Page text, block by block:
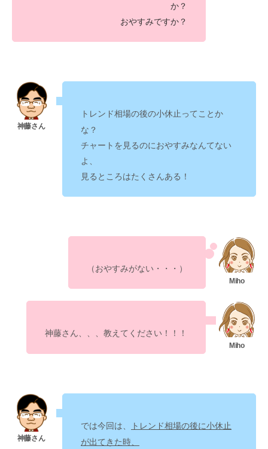
か？
おやすみですか？
トレンド相場の後の小休止 ってことか
な？
チャートを見るのにおやすみなんてない
よ、
見るところはたくさんある！
（おやすみがない・・・）
神藤さん、、、教えてください！！！
では今回は、
トレンド相場の後に小休止
が出てきた時、